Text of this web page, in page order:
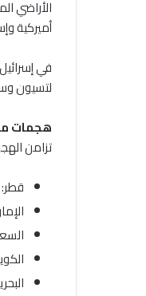
أميركية
في
لتسيون
هجمات
تزامن